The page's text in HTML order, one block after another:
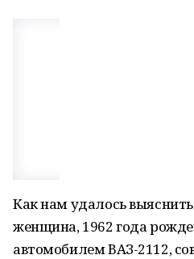
Как нам удалось
женщина, 1962 года
автомобилем ВАЗ-2112,